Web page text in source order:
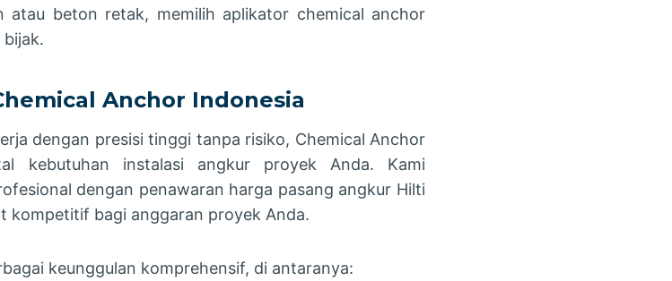
atau beton retak, memilih aplikator chemical anchor
Anchor Indonesia
dengan presisi tinggi tanpa risiko, Chemical Anchor
kebutuhan instalasi angkur proyek Anda. Kami
dengan penawaran harga pasang angkur Hilti
kompetitif bagi anggaran proyek Anda.
keunggulan komprehensif, di antaranya: